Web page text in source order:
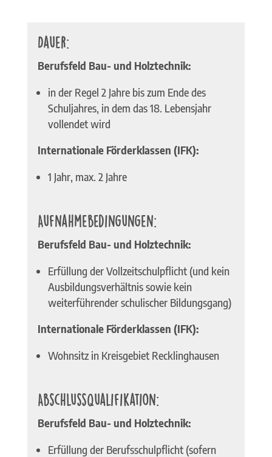
Dauer:
Berufsfeld Bau- und Holztechnik:
in der Regel 2 Jahre bis zum Ende des
Schuljahres, in dem das 18. Lebensjahr
vollendet wird
Internationale Förderklassen (IFK):
1 Jahr, max. 2 Jahre
Aufnahmebedingungen:
Berufsfeld Bau- und Holztechnik:
Erfüllung der Vollzeitschulpflicht (und kein
Ausbildungsverhältnis sowie kein
weiterführender schulischer Bildungsgang)
Internationale Förderklassen (IFK):
Wohnsitz in Kreisgebiet Recklinghausen
Abschlussqualifikation:
Berufsfeld Bau- und Holztechnik:
Erfüllung der Berufsschulpflicht (sofern